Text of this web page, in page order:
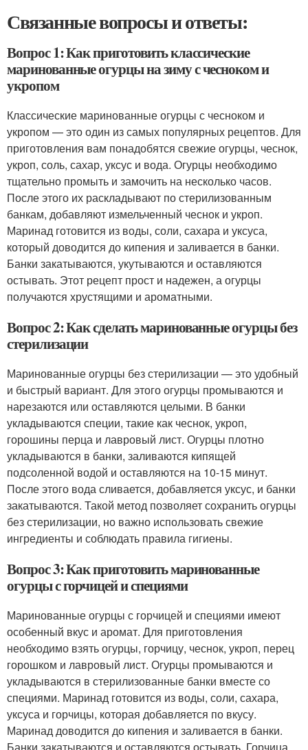
Связанные вопросы и ответы:
Вопрос 1: Как приготовить классические
маринованные огурцы на зиму с чесноком и
укропом
Классические маринованные огурцы с чесноком и
укропом — это один из самых популярных рецептов. Для
приготовления вам понадобятся свежие огурцы, чеснок,
укроп, соль, сахар, уксус и вода. Огурцы необходимо
тщательно промыть и замочить на несколько часов.
После этого их раскладывают по стерилизованным
банкам, добавляют измельченный чеснок и укроп.
Маринад готовится из воды, соли, сахара и уксуса,
который доводится до кипения и заливается в банки.
Банки закатываются, укутываются и оставляются
остывать. Этот рецепт прост и надежен, а огурцы
получаются хрустящими и ароматными.
Вопрос 2: Как сделать маринованные огурцы без
стерилизации
Маринованные огурцы без стерилизации — это удобный
и быстрый вариант. Для этого огурцы промываются и
нарезаются или оставляются целыми. В банки
укладываются специи, такие как чеснок, укроп,
горошины перца и лавровый лист. Огурцы плотно
укладываются в банки, заливаются кипящей
подсоленной водой и оставляются на 10-15 минут.
После этого вода сливается, добавляется уксус, и банки
закатываются. Такой метод позволяет сохранить огурцы
без стерилизации, но важно использовать свежие
ингредиенты и соблюдать правила гигиены.
Вопрос 3: Как приготовить маринованные
огурцы с горчицей и специями
Маринованные огурцы с горчицей и специями имеют
особенный вкус и аромат. Для приготовления
необходимо взять огурцы, горчицу, чеснок, укроп, перец
горошком и лавровый лист. Огурцы промываются и
укладываются в стерилизованные банки вместе со
специями. Маринад готовится из воды, соли, сахара,
уксуса и горчицы, которая добавляется по вкусу.
Маринад доводится до кипения и заливается в банки.